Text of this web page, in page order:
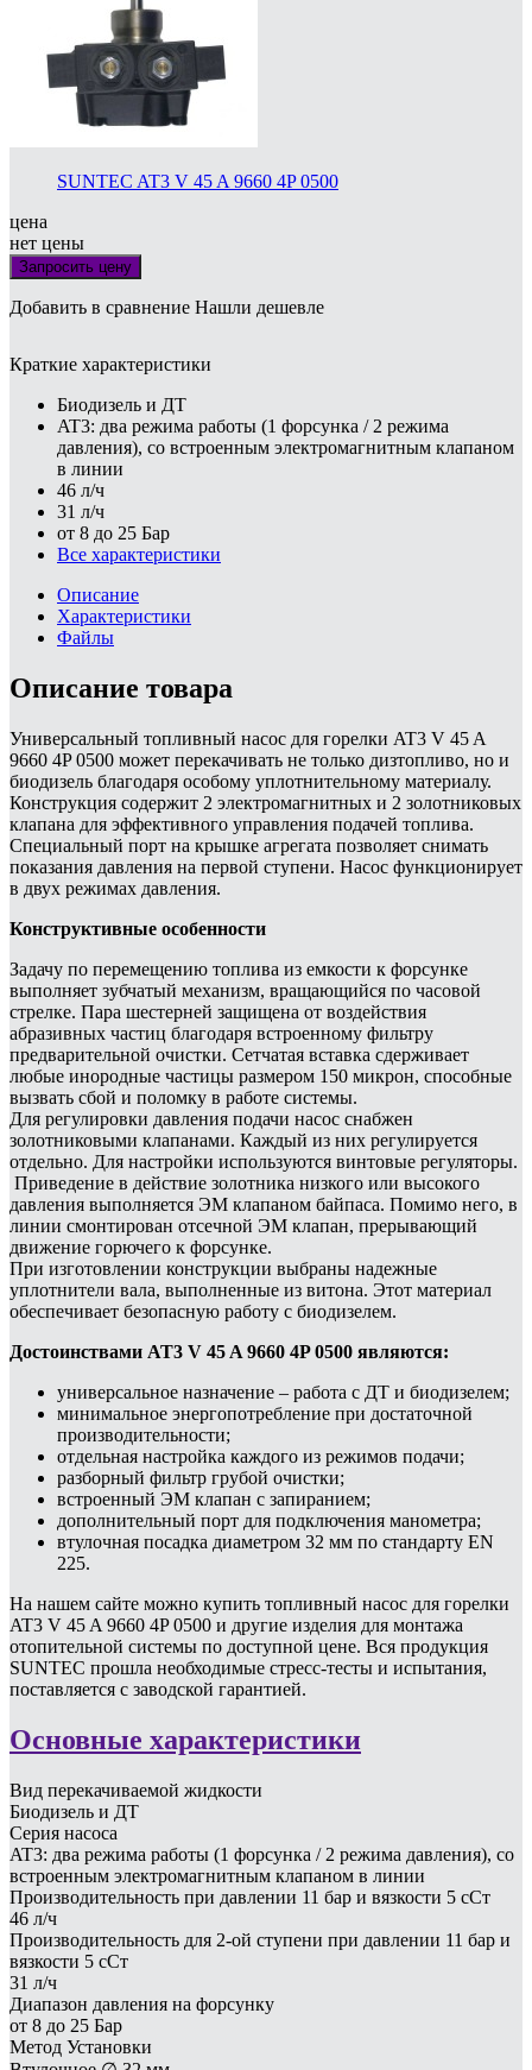
SUNTEC AT3 V 45 A 9660 4P 0500
цена
нет цены
Запросить цену
Добавить в сравнение Нашли дешевле
Краткие характеристики
Биодизель и ДТ
AT3: два режима работы (1 форсунка / 2 режима
давления), со встроенным электромагнитным клапаном
в линии
46 л/ч
31 л/ч
от 8 до 25 Бар
Все характеристики
Описание
Характеристики
Файлы
Описание товара
Универсальный топливный насос для горелки AT3 V 45 A
9660 4P 0500 может перекачивать не только дизтопливо, но и
биодизель благодаря особому уплотнительному материалу.
Конструкция содержит 2 электромагнитных и 2 золотниковых
клапана для эффективного управления подачей топлива.
Специальный порт на крышке агрегата позволяет снимать
показания давления на первой ступени. Насос функционирует
в двух режимах давления.
Конструктивные особенности
Задачу по перемещению топлива из емкости к форсунке
выполняет зубчатый механизм, вращающийся по часовой
стрелке. Пара шестерней защищена от воздействия
абразивных частиц благодаря встроенному фильтру
предварительной очистки. Сетчатая вставка сдерживает
любые инородные частицы размером 150 микрон, способные
вызвать сбой и поломку в работе системы.
Для регулировки давления подачи насос снабжен
золотниковыми клапанами. Каждый из них регулируется
отдельно. Для настройки используются винтовые регуляторы.
Приведение в действие золотника низкого или высокого
давления выполняется ЭМ клапаном байпаса. Помимо него, в
линии смонтирован отсечной ЭМ клапан, прерывающий
движение горючего к форсунке.
При изготовлении конструкции выбраны надежные
уплотнители вала, выполненные из витона. Этот материал
обеспечивает безопасную работу с биодизелем.
Достоинствами AT3 V 45 A 9660 4P 0500 являются:
универсальное назначение – работа с ДТ и биодизелем;
минимальное энергопотребление при достаточной
производительности;
отдельная настройка каждого из режимов подачи;
разборный фильтр грубой очистки;
встроенный ЭМ клапан с запиранием;
дополнительный порт для подключения манометра;
втулочная посадка диаметром 32 мм по стандарту EN
225.
На нашем сайте можно купить топливный насос для горелки
AT3 V 45 A 9660 4P 0500 и другие изделия для монтажа
отопительной системы по доступной цене. Вся продукция
SUNTEC прошла необходимые стресс-тесты и испытания,
поставляется с заводской гарантией.
Основные характеристики
Вид перекачиваемой жидкости
Биодизель и ДТ
Серия насоса
AT3: два режима работы (1 форсунка / 2 режима давления), со
встроенным электромагнитным клапаном в линии
Производительность при давлении 11 бар и вязкости 5 сСт
46 л/ч
Производительность для 2-ой ступени при давлении 11 бар и
вязкости 5 сСт
31 л/ч
Диапазон давления на форсунку
от 8 до 25 Бар
Метод Установки